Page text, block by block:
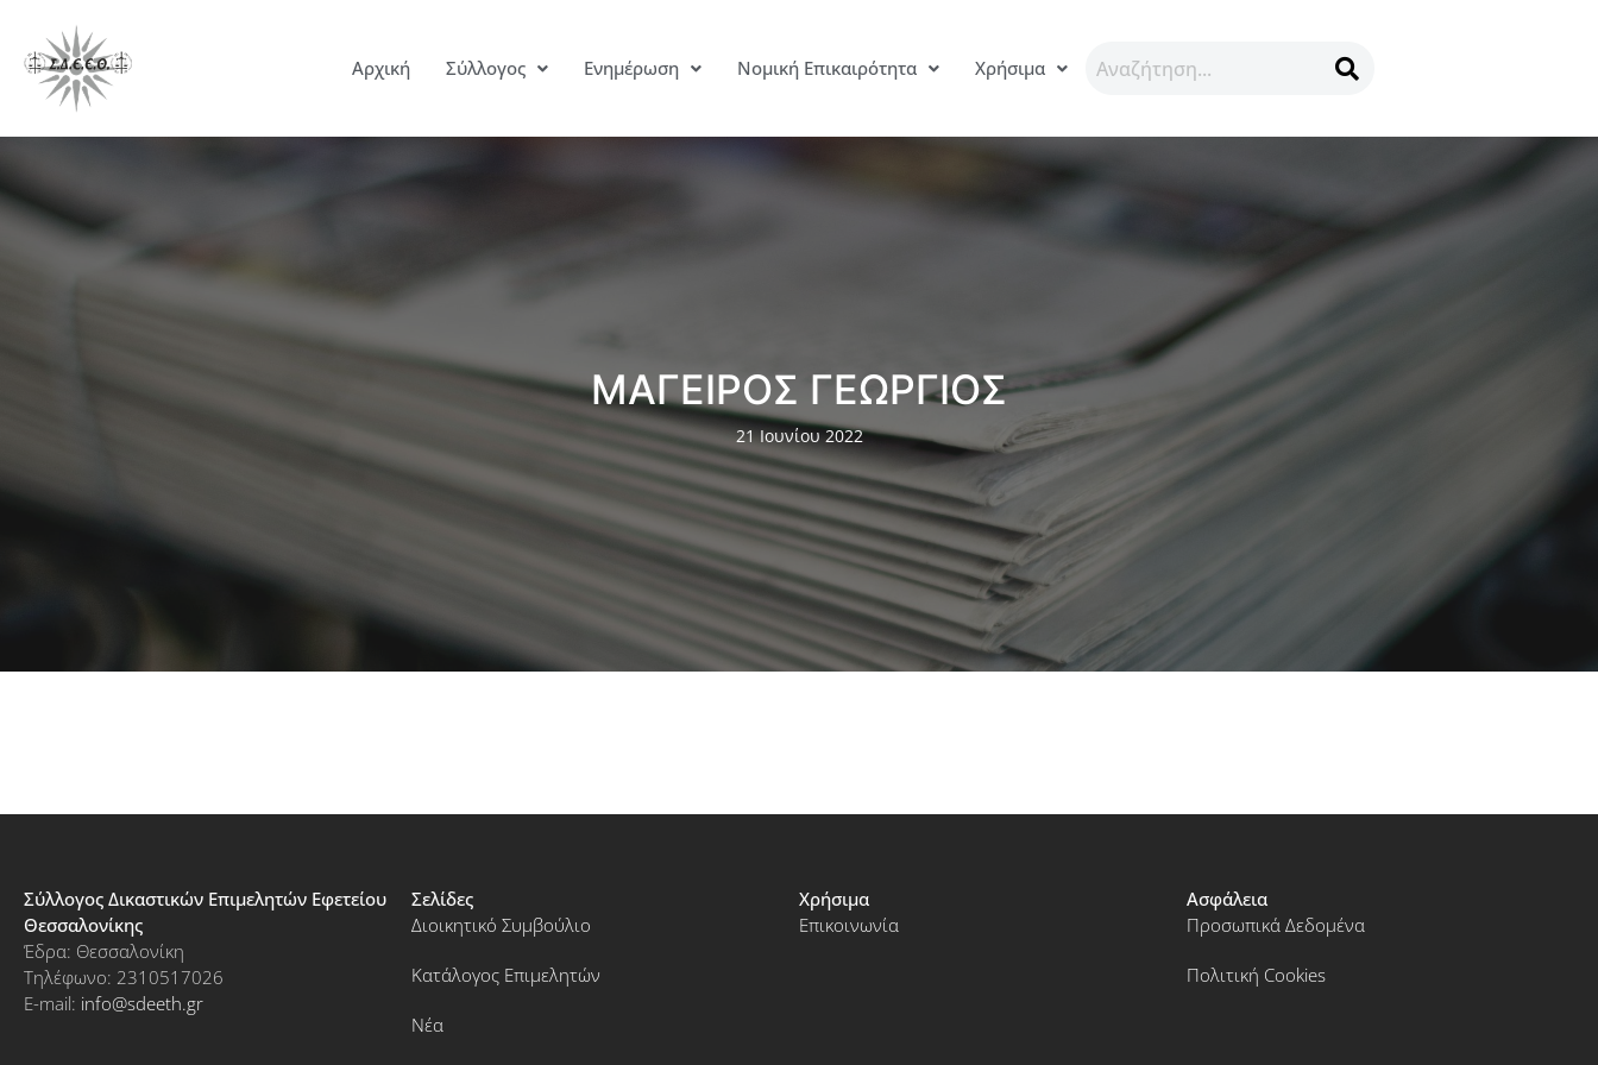
Αρχική Σύλλογος Ενημέρωση Νομική Επικαιρότητα Χρήσιμα
ΜΑΓΕΙΡΟΣ ΓΕΩΡΓΙΟΣ
21 Ιουνίου 2022
Σύλλογος Δικαστικών Επιμελητών Εφετείου
Θεσσαλονίκης
Έδρα: Θεσσαλονίκη
Τηλέφωνο: 2310517026
E-mail: info@sdeeth.gr
Σελίδες
Διοικητικό Συμβούλιο
Κατάλογος Επιμελητών
Νέα
Χρήσιμα
Επικοινωνία
Ασφάλεια
Προσωπικά Δεδομένα
Πολιτική Cookies